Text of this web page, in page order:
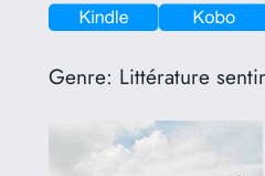
Genre: Littérature